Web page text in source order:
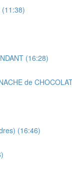
(11:38)
(16:28)
de
(16:46)